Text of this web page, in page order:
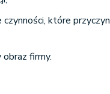
które
firmy.